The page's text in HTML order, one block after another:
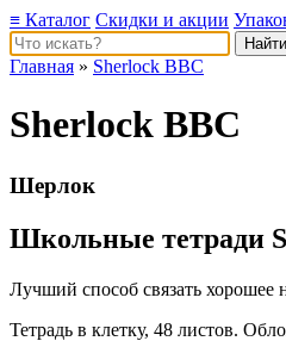
≡ Каталог Скидки и акции
Главная » Sherlock BBC
Sherlock BBC
Шерлок
Школьные тетради
Лучший способ связать хорошее
Тетрадь в клетку, 48 листов.